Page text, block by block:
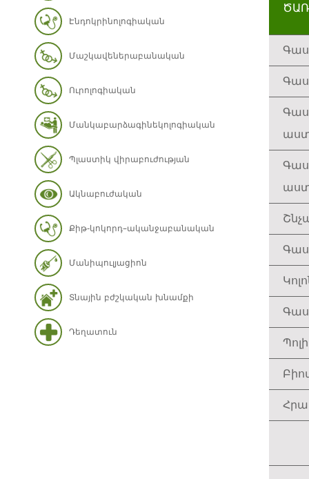
Էնդոկրինոլոգիական
Մաշկավեներաբանական
Ուրոլոգիական
Մանկաբարձագինեկոլոգիական
Պլաստիկ վիրաբուժության
Ակնաբուժական
Քիթ-կոկորդ–ականջաբանական
Մանիպուլյացիոն
Տնային բժշկական խնամքի
Դեղատուն